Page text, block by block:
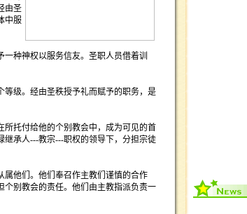
由圣
中服
种神权以服务信友。圣职人员借着训
级。经由圣秩授予礼而赋予的职务，是
所托付给他的个别教会中，成为可见的首
继承人---教宗---职权的领导下，分担宗徒
属他们。他们奉召作主教们谨慎的合作
别教会的责任。他们由主教指派负责一